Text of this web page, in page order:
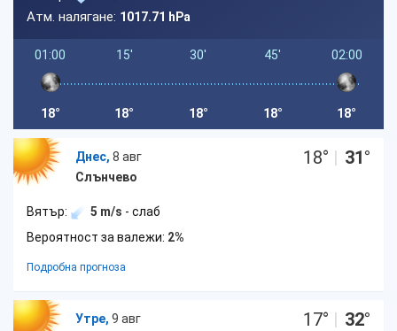
Атм. налягане: 1017.71 hPa
01:00
18°
15'
18°
30'
18°
45'
18°
02:00
18°
Днес, 8 авг
Слънчево
18° | 31°
Вятър: 5 m/s - слаб
Вероятност за валежи: 2%
Подробна прогноза
Утре, 9 авг
17° | 32°